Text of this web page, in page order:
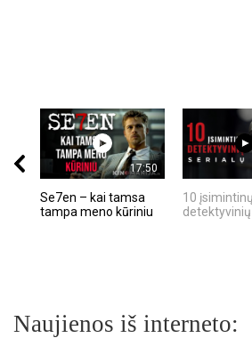
17:50
Se7en – kai tamsa
tampa meno kūriniu
10 įsimintinų
Naujienos iš interneto: